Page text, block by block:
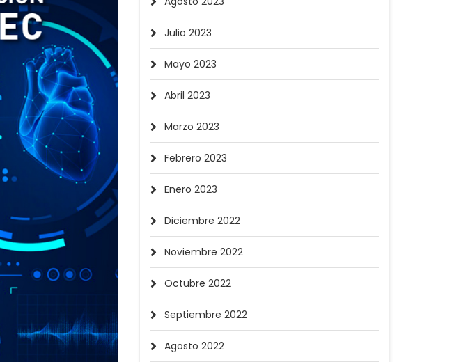
Julio 2023
Mayo 2023
Abril 2023
Marzo 2023
Febrero 2023
Enero 2023
Diciembre 2022
Noviembre 2022
Octubre 2022
Septiembre 2022
Agosto 2022